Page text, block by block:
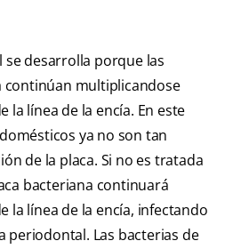
desarrolla porque las
continúan multiplicandose
la línea de la encía. En este
ya no son tan
de la placa. Si no es tratada
bacteriana continuará
la línea de la encía, infectando
periodontal. Las bacterias de